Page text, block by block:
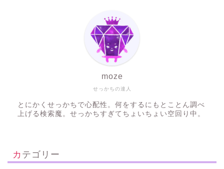
せっかちの達人
moze
とにかくせっかちで心配性。何をするにもとことん調べ
上げる検索魔。せっかちすぎてちょいちょい空回り中。
カテゴリー